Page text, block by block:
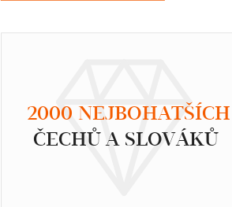
2000 NEJBOHATŠÍCH
ČECHŮ A SLOVÁKŮ